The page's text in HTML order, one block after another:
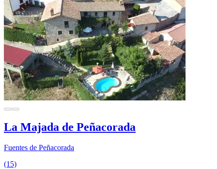
La Majada de Peñacorada
Fuentes de Peñacorada
(15)